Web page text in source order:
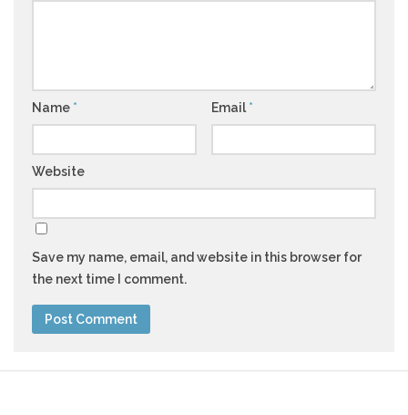
Name * Email *
Website
Save my name, email, and website in this browser for
the next time I comment.